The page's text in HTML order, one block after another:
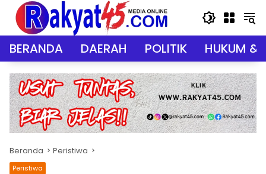
Langsung
konten
BERANDA DAERAH POLITIK HUKUM &
Beranda Peristiwa
Peristiwa